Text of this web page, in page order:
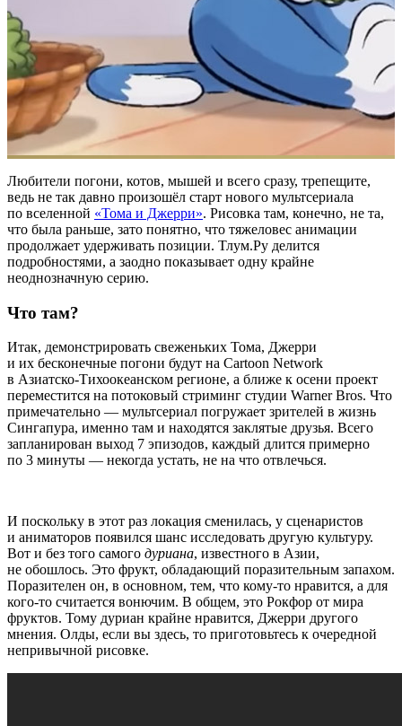
Любители погони, котов, мышей и всего сразу, трепещите,
ведь не так давно произошёл старт нового мультсериала
по вселенной «Тома и Джерри». Рисовка там, конечно, не та,
что была раньше, зато понятно, что тяжеловес анимации
продолжает удерживать позиции. Тлум.Ру делится
подробностями, а заодно показывает одну крайне
неоднозначную серию.
Что там?
Итак, демонстрировать свеженьких Тома, Джерри
и их бесконечные погони будут на Cartoon Network
в Азиатско-Тихоокеанском регионе, а ближе к осени проект
переместится на потоковый стриминг студии Warner Bros. Что
примечательно — мультсериал погружает зрителей в жизнь
Сингапура, именно там и находятся заклятые друзья. Всего
запланирован выход 7 эпизодов, каждый длится примерно
по 3 минуты — некогда устать, не на что отвлечься.
И поскольку в этот раз локация сменилась, у сценаристов
и аниматоров появился шанс исследовать другую культуру.
Вот и без того самого дуриана, известного в Азии,
не обошлось. Это фрукт, обладающий поразительным запахом.
Поразителен он, в основном, тем, что кому-то нравится, а для
кого-то считается вонючим. В общем, это Рокфор от мира
фруктов. Тому дуриан крайне нравится, Джерри другого
мнения. Олды, если вы здесь, то приготовьтесь к очередной
непривычной рисовке.